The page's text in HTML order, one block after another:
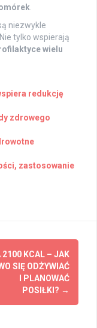
.
niezwykle
tylko wspierają
wielu
redukcję
zdrowego
zastosowanie
2100 KCAL – JAK
SIĘ ODŻYWIAĆ
I PLANOWAĆ
POSIŁKI? →